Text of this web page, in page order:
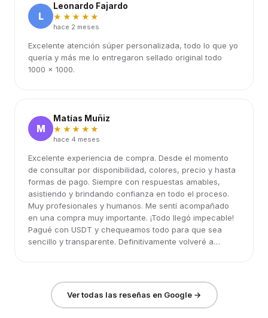
L
Leonardo Fajardo
★★★★★
hace 2 meses
Excelente atención súper personalizada, todo lo que yo
quería y más me lo entregaron sellado original todo
1000 x 1000.
M
Matías Muñiz
★★★★★
hace 4 meses
Excelente experiencia de compra. Desde el momento
de consultar por disponibilidad, colores, precio y hasta
formas de pago. Siempre con respuestas amables,
asistiendo y brindando confianza en todo el proceso.
Muy profesionales y humanos. Me sentí acompañado
en una compra muy importante. ¡Todo llegó impecable!
Pagué con USDT y chequeamos todo para que sea
sencillo y transparente. Definitivamente volveré a
Ver todas las reseñas en Google →